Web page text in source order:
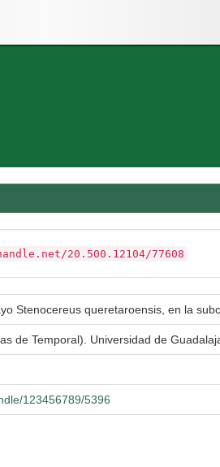
20.500.12104/77608
Stenocereus queretaroensis, en la
de Temporal). Universidad de
123456789/5396